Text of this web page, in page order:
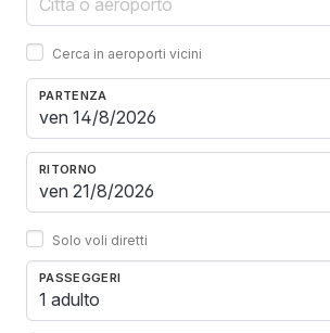
Cerca in aeroporti vicini
PARTENZA
RITORNO
Solo voli diretti
PASSEGGERI
1 adulto